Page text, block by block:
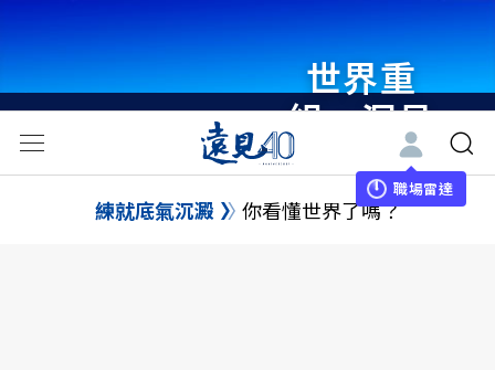
世界重
組・洞見
未來 與
世界領袖
職場雷達
練就底氣沉澱 你看懂世界了嗎？